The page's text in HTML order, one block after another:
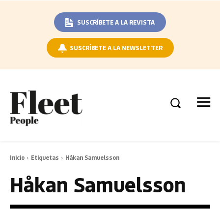
SUSCRÍBETE A LA REVISTA
SUSCRÍBETE A LA NEWSLETTER
Inicio Etiquetas Håkan Samuelsson
Håkan Samuelsson